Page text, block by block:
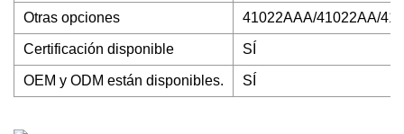
Otras opciones 41022AAA/41022AA/
Certificación disponible SÍ
OEM y ODM están disponibles. SÍ